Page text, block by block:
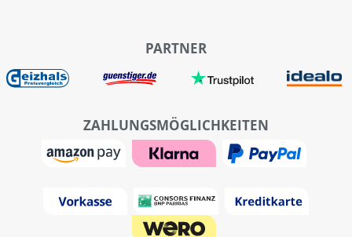
PARTNER
ZAHLUNGSMÖGLICHKEITEN